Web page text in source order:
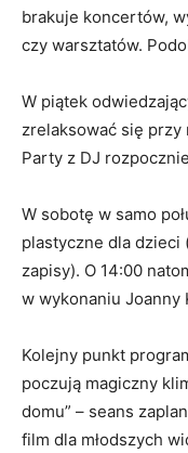
brakuje koncertów,
czy warsztatów.
W piątek
zrelaksować się
Party z DJ
W sobotę w samo
plastyczne dla dzieci
zapisy). O 14:00
w wykonaniu Joanny
Kolejny punkt
poczują magiczny
domu” – seans
film dla młodszych